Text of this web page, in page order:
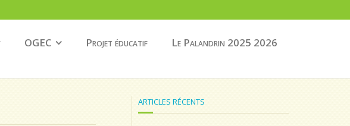
OGEC Projet éducatif Le Palandrin 2025 2026
ARTICLES RÉCENTS